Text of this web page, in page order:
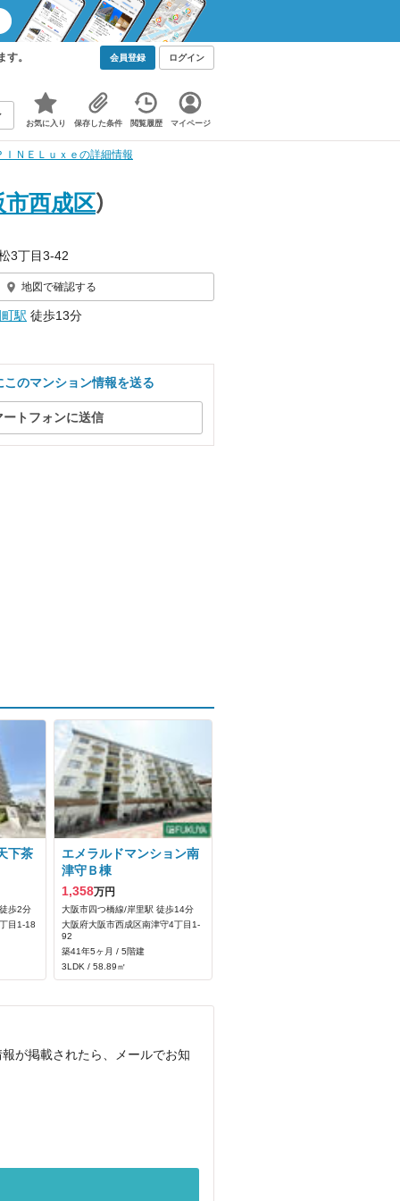
。 会員登録 ログイン
お気に入り 保存した条件 閲覧履歴 マイページ
ＮＥＬｕｘｅの詳細情報
市西成区）
3丁目3-42
地図で確認する
駅 徒歩13分
のマンション情報を送る
トフォンに送信
下茶
歩2分
目1-18
エメラルドマンション南
津守Ｂ棟
1,358万円
大阪市四つ橋線/岸里駅 徒歩14分
大阪府大阪市西成区南津守4丁目1-
92
築41年5ヶ月 / 5階建
3LDK / 58.89㎡
が掲載されたら、メールでお知